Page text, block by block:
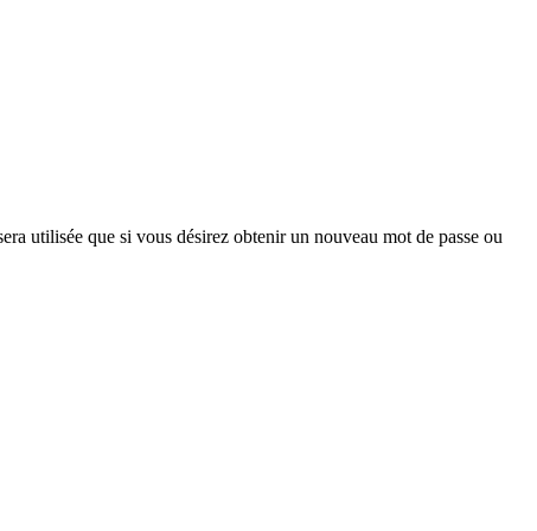
utilisée que si vous désirez obtenir un nouveau mot de passe ou